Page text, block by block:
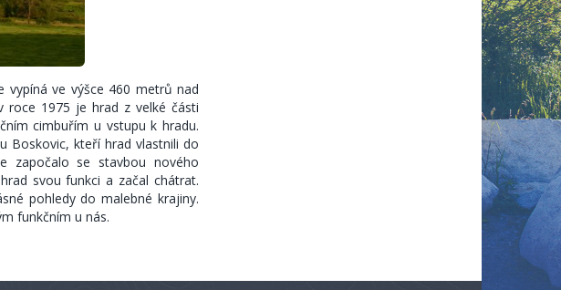
vypíná ve výšce 460 metrů nad
roce 1975 je hrad z velké části
cimbuřím u vstupu k hradu.
Boskovic, kteří hrad vlastnili do
započalo se stavbou nového
svou funkci a začal chátrat.
pohledy do malebné krajiny.
funkčním u nás.